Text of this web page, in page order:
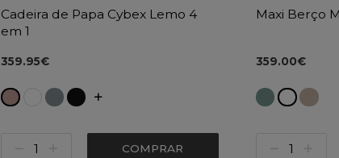
Cadeira de Papa Cybex Lemo 4
em 1
359.95€
COMPRAR
Maxi Berço
359.00€